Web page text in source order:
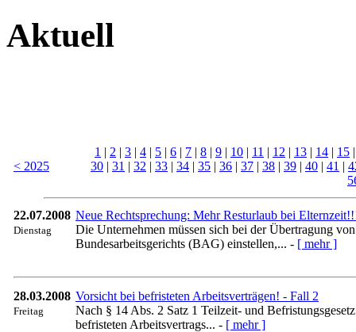
Aktuell
< 2025
1 | 2 | 3 | 4 | 5 | 6 | 7 | 8 | 9 | 10 | 11 | 12 | 13 | 14 | 15
30 | 31 | 32 | 33 | 34 | 35 | 36 | 37 | 38 | 39 | 40 | 41 |
22.07.2008
Dienstag
Neue Rechtsprechung: Mehr Resturlaub bei
Die Unternehmen müssen sich bei der Übertragung
Bundesarbeitsgerichts (BAG) einstellen,... - [ mehr ]
28.03.2008
Freitag
Vorsicht bei befristeten Arbeitsverträgen! - Fall 2
Nach § 14 Abs. 2 Satz 1 Teilzeit- und
befristeten Arbeitsvertrags... - [ mehr ]